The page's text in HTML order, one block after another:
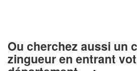
Ou cherchez aussi un
zingueur en entrant